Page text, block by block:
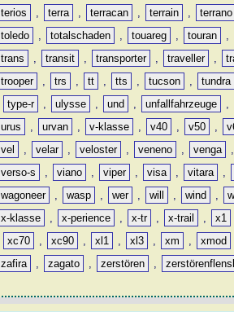
terios
, terra , terracan , terrain , terrano
toledo
, totalschaden , touareg , touran ,
trans
, transit , transporter , traveller ,
trooper
, trs , tt , tts , tucson , tundra
type-r , ulysse , und , unfallfahrzeuge ,
urus
, urvan , v-klasse , v40 , v50 ,
vel
, velar , veloster , veneno , venga ,
verso-s
, viano , viper , visa , vitara ,
wagoneer
, wasp , wer , will , wind ,
x-klasse
, x-perience , x-tr , x-trail , x1
xc70 , xc90 , xl1 , xl3 , xm , xmod
zafira
, zagato , zerstören ,